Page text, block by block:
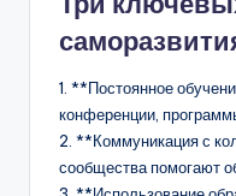
1. **Постоянное
конференции,
2. **Коммуникация с
сообщества помогают